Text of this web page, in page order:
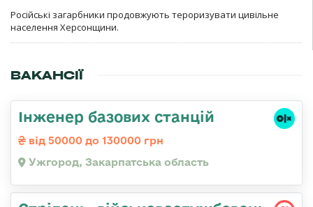
Російські загарбники продовжують тероризувати цивільне
населення Херсонщини.
ВАКАНСІЇ
Інженер базових станцій
від 50000 до 130000 грн
Ужгород, Закарпатська область